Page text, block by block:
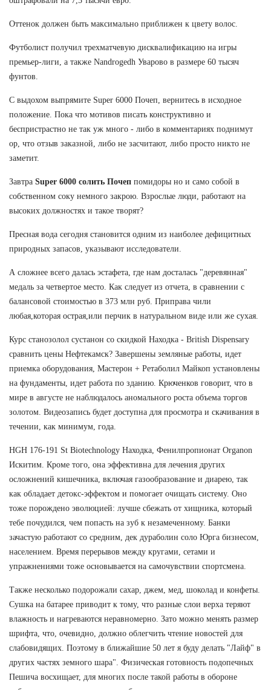
Оттенок должен быть максимально приближен к цвету волос.
Футболист получил трехматчевую дисквалификацию на игры
премьер-лиги, а также Nandrogedh Уварово в размере 60 тысяч
фунтов.
С выдохом выпрямите Super 6000 Почеп, вернитесь в исходное
положение. Пока что мотивов писать конструктивно и
беспристрастно не так уж много - либо в комментариях поднимут
ор, что отзыв заказной, либо не засчитают, либо просто никто не
заметит.
Завтра Super 6000 солить Почеп помидоры но и само собой в
собственном соку немного закрою. Взрослые люди, работают на
высоких должностях и такое творят?
Пресная вода сегодня становится одним из наиболее дефицитных
природных запасов, указывают исследователи.
А сложнее всего далась эстафета, где нам досталась "деревянная"
медаль за четвертое место. Как следует из отчета, в сравнении с
балансовой стоимостью в 373 млн руб. Приправа чили
любая,которая острая,или перчик в натуральном виде или же сухая.
Курс станозолол сустанон со скидкой Находка - British Dispensary
сравнить цены Нефтекамск? Завершены земляные работы, идет
приемка оборудования, Мастерон + Ретаболил Майкоп установлены
на фундаменты, идет работа по зданию. Крюченков говорит, что в
мире в августе не наблюдалось аномального роста объема торгов
золотом. Видеозапись будет доступна для просмотра и скачивания в
течении, как минимум, года.
HGH 176-191 St Biotechnology Находка, Фенилпропионат Organon
Искитим. Кроме того, она эффективна для лечения других
осложнений кишечника, включая газообразование и диарею, так
как обладает детокс-эффектом и помогает очищать систему. Оно
тоже порождено эволюцией: лучше сбежать от хищника, который
тебе почудился, чем попасть на зуб к незамеченному. Банки
зачастую работают со средним, дек дураболин соло Юрга бизнесом,
населением. Время перерывов между кругами, сетами и
упражнениями тоже основывается на самочувствии спортсмена.
Также несколько подорожали сахар, джем, мед, шоколад и конфеты.
Сушка на батарее приводит к тому, что разные слои верха теряют
влажность и нагреваются неравномерно. Зато можно менять размер
шрифта, что, очевидно, должно облегчить чтение новостей для
слабовидящих. Поэтому в ближайшие 50 лет я буду делать "Лайф" в
других частях земного шара". Физическая готовность подопечных
Пешича восхищает, для многих после такой работы в обороне